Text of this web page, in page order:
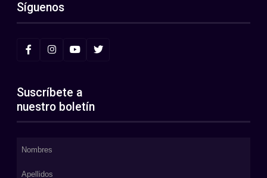
Síguenos
Suscríbete a
nuestro boletín